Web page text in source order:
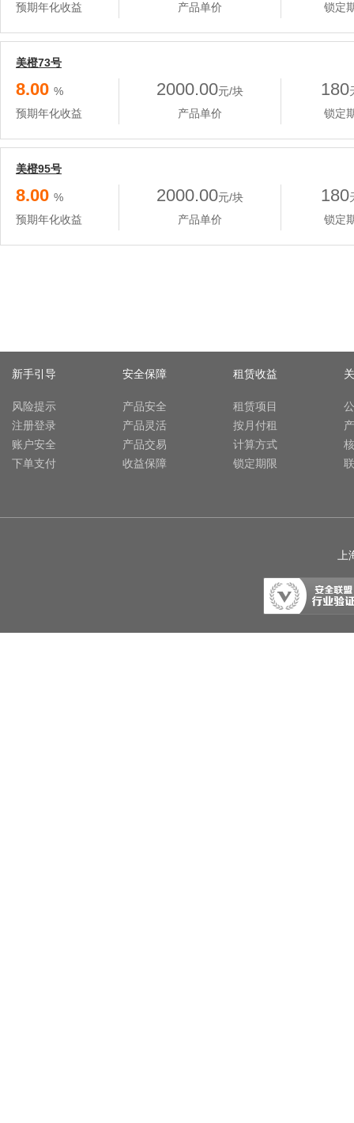
预期年化收益
产品单价
锁定
美橙73号
8.00 %
预期年化收益
2000.00元/块
产品单价
180
锁定
美橙95号
8.00 %
预期年化收益
2000.00元/块
产品单价
180
锁定
新手引导
风险提示
注册登录
账户安全
下单支付
安全保障
产品安全
产品灵活
产品交易
收益保障
租赁收益
租赁项目
按月付租
计算方式
锁定期限